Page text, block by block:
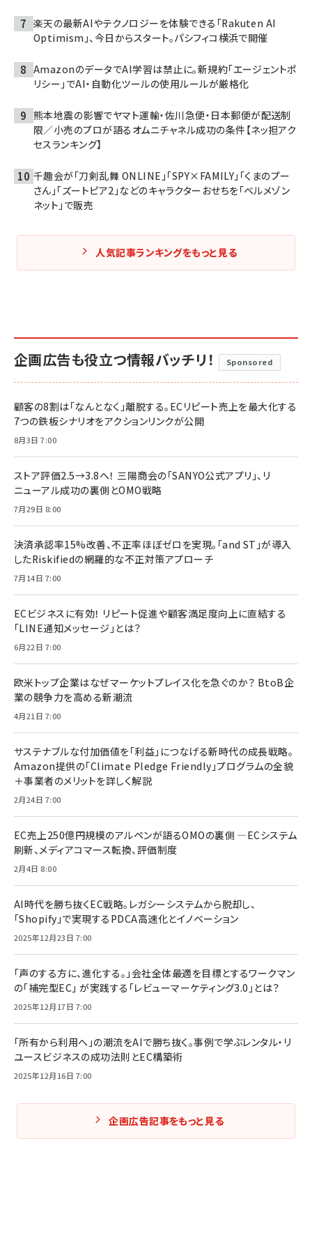
楽天の最新AIやテクノロジーを体験できる「Rakuten AI
Optimism」、今日からスタート。パシフィコ横浜で開催
AmazonのデータでAI学習は禁止に。新規約「エージェントポ
リシー」でAI・自動化ツールの使用ルールが厳格化
熊本地震の影響でヤマト運輸・佐川急便・日本郵便が配送制
限／小売のプロが語るオムニチャネル成功の条件【ネッ担アク
セスランキング】
千趣会が「刀剣乱舞 ONLINE」「SPY×FAMILY」「くまのプー
さん」「ズートピア2」などのキャラクターおせちを「ベルメゾン
ネット」で販売
人気記事ランキングをもっと見る
企画広告も役立つ情報バッチリ！ Sponsored
顧客の8割は「なんとなく」離脱する。ECリピート売上を最大化する
7つの鉄板シナリオをアクションリンクが公開
8月3日 7:00
ストア評価2.5→3.8へ！ 三陽商会の「SANYO公式アプリ」、リ
ニューアル成功の裏側とOMO戦略
7月29日 8:00
決済承認率15%改善、不正率ほぼゼロを実現。「and ST」が導入
したRiskifiedの網羅的な不正対策アプローチ
7月14日 7:00
ECビジネスに有効！ リピート促進や顧客満足度向上に直結する
「LINE通知メッセージ」とは？
6月22日 7:00
欧米トップ企業はなぜマーケットプレイス化を急ぐのか？ BtoB企
業の競争力を高める新潮流
4月21日 7:00
サステナブルな付加価値を「利益」につなげる新時代の成長戦略。
Amazon提供の「Climate Pledge Friendly」プログラムの全貌
＋事業者のメリットを詳しく解説
2月24日 7:00
EC売上250億円規模のアルペンが語るOMOの裏側 ―ECシステム
刷新、メディアコマース転換、評価制度
2月4日 8:00
AI時代を勝ち抜くEC戦略。レガシーシステムから脱却し、
「Shopify」で実現するPDCA高速化とイノベーション
2025年12月23日 7:00
「声のする方に、進化する。」会社全体最適を目標とするワークマン
の「補完型EC」 が実践する「レビューマーケティング3.0」とは？
2025年12月17日 7:00
「所有から利用へ」の潮流をAIで勝ち抜く。事例で学ぶレンタル・リ
ユースビジネスの成功法則とEC構築術
2025年12月16日 7:00
企画広告記事をもっと見る